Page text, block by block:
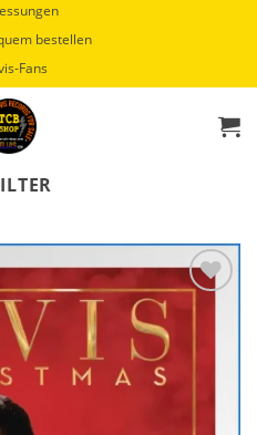
bestellen
Fans
Wunschliste
hinzufügen